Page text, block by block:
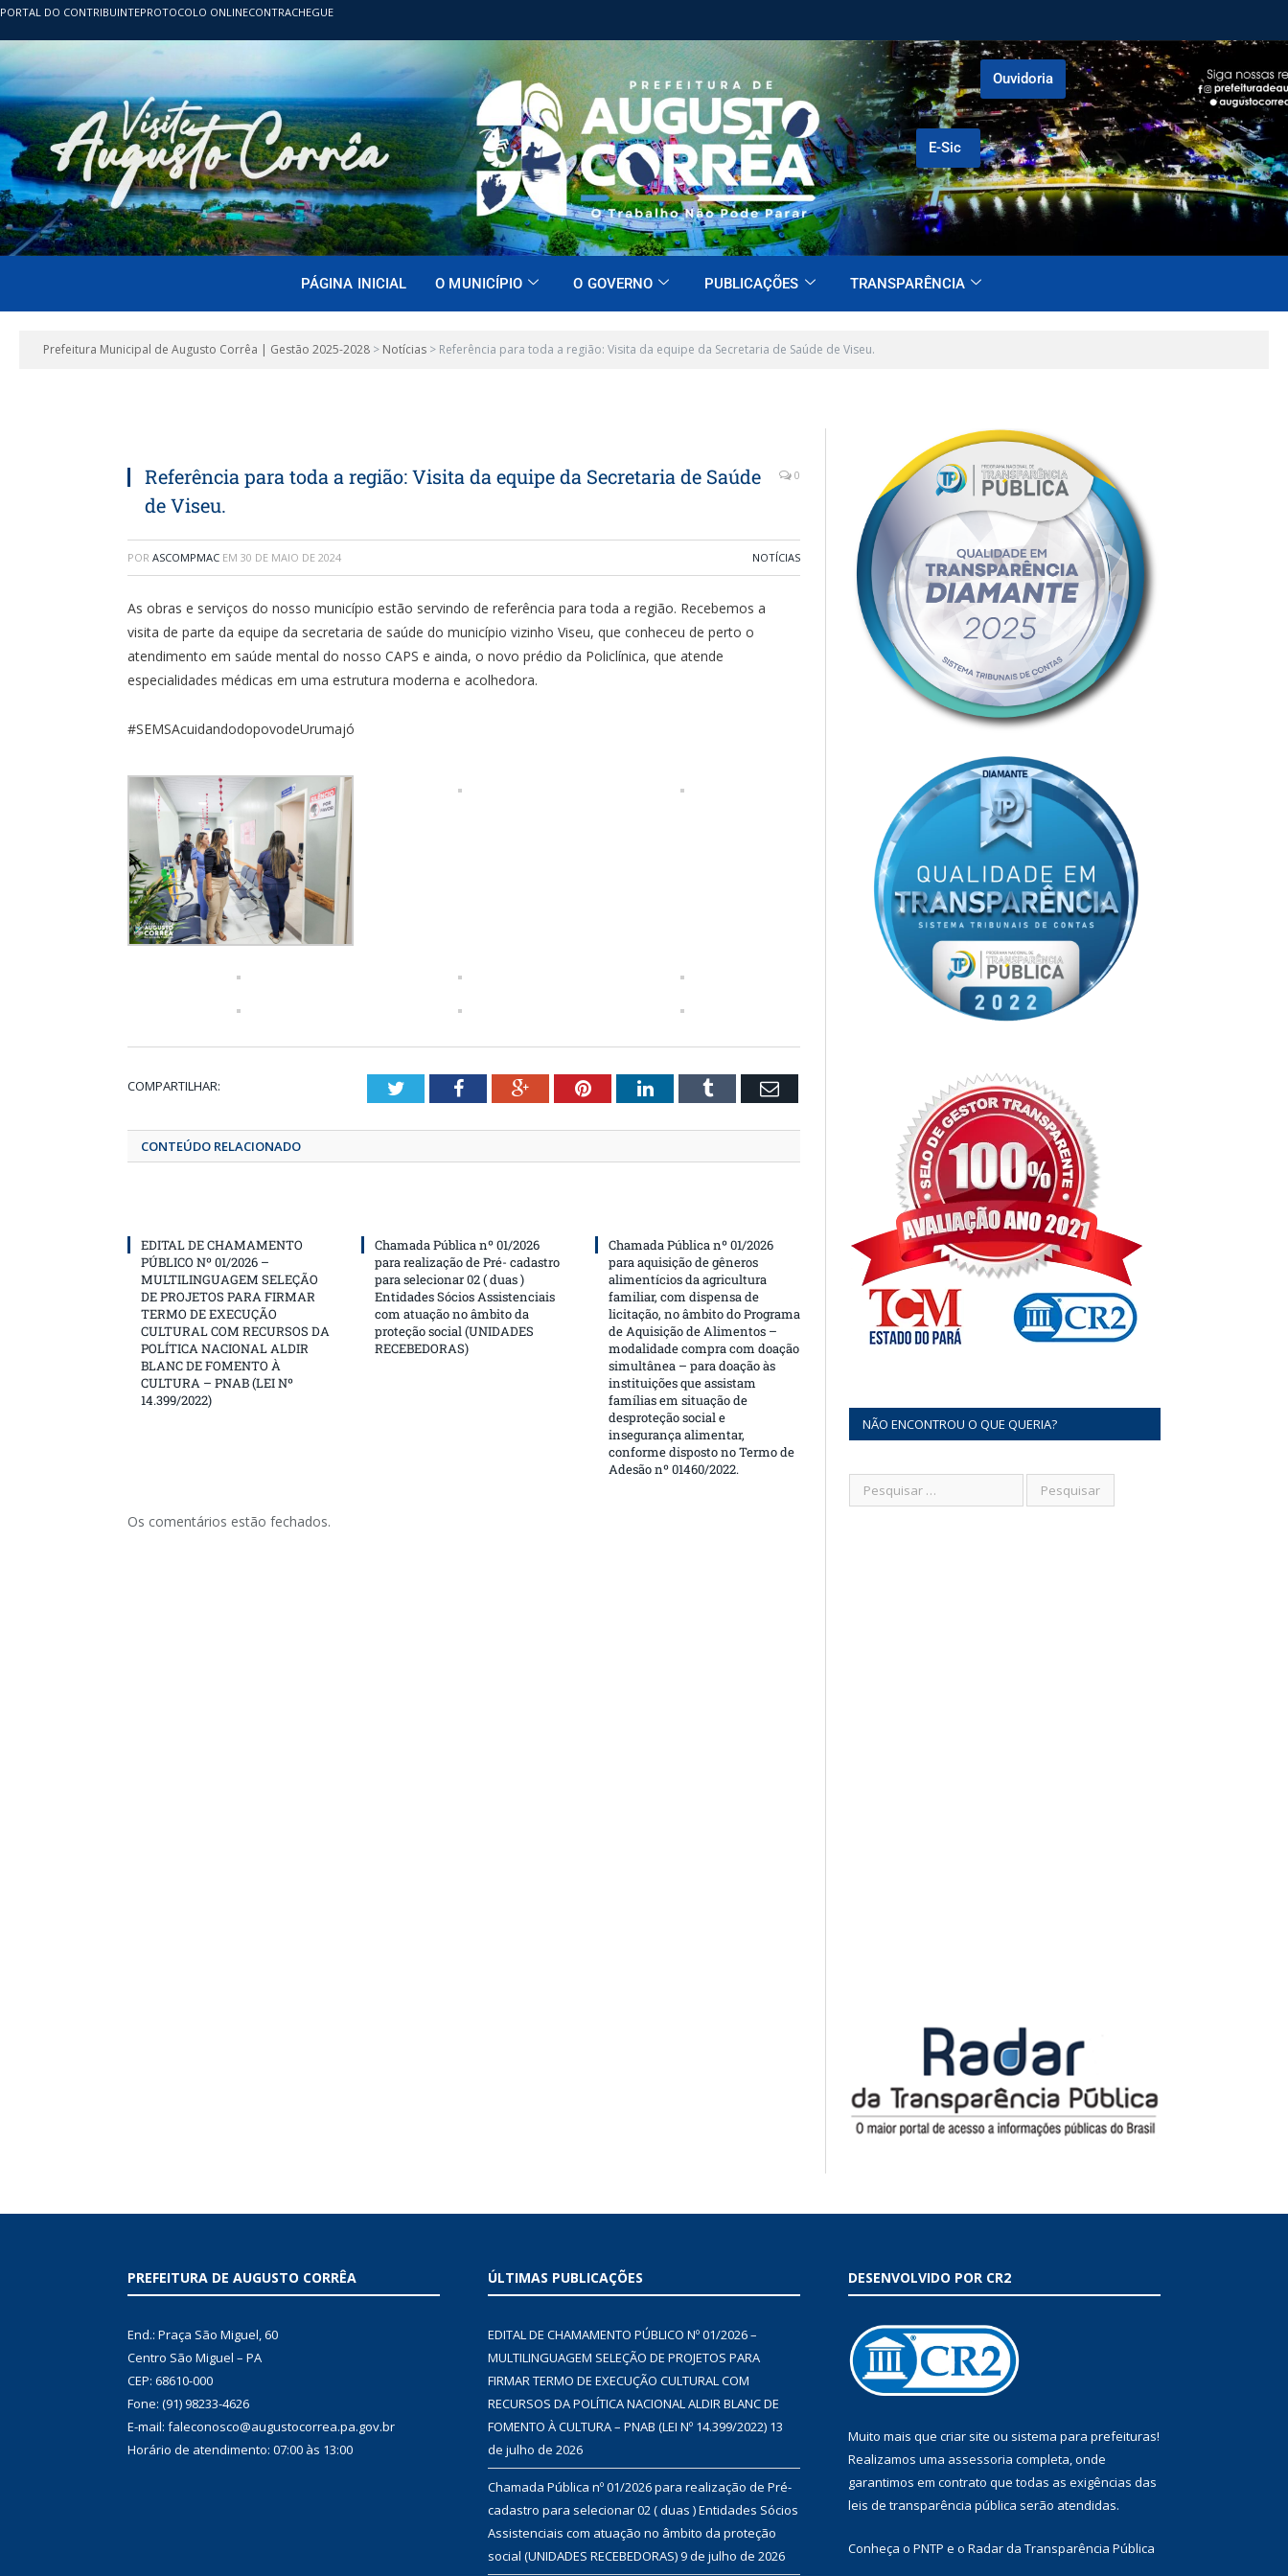
PORTAL DO CONTRIBUINTEPROTOCOLO ONLINECONTRACHEGUE
E-Sic
Ouvidoria
PÁGINA INICIAL O MUNICÍPIO O GOVERNO PUBLICAÇÕES TRANSPARÊNCIA
Prefeitura Municipal de Augusto Corrêa | Gestão 2025-2028 > Notícias > Referência para toda a região: Visita da equipe da Secretaria de Saúde de Viseu.
Referência para toda a região: Visita da equipe da Secretaria de Saúde
de Viseu.
0
POR ASCOMPMAC EM 30 DE MAIO DE 2024 NOTÍCIAS
As obras e serviços do nosso município estão servindo de referência para toda a região. Recebemos a
visita de parte da equipe da secretaria de saúde do município vizinho Viseu, que conheceu de perto o
atendimento em saúde mental do nosso CAPS e ainda, o novo prédio da Policlínica, que atende
especialidades médicas em uma estrutura moderna e acolhedora.
#SEMSAcuidandodopovodeUrumajó
COMPARTILHAR: TwitterFacebookGoogle+Pinterest
LinkedInTumblrEmail
CONTEÚDO RELACIONADO
EDITAL DE CHAMAMENTO
PÚBLICO Nº 01/2026 –
MULTILINGUAGEM SELEÇÃO
DE PROJETOS PARA FIRMAR
TERMO DE EXECUÇÃO
CULTURAL COM RECURSOS DA
POLÍTICA NACIONAL ALDIR
BLANC DE FOMENTO À
CULTURA – PNAB (LEI Nº
14.399/2022)
Chamada Pública nº 01/2026
para realização de Pré- cadastro
para selecionar 02 ( duas )
Entidades Sócios Assistenciais
com atuação no âmbito da
proteção social (UNIDADES
RECEBEDORAS)
Chamada Pública nº 01/2026
para aquisição de gêneros
alimentícios da agricultura
familiar, com dispensa de
licitação, no âmbito do Programa
de Aquisição de Alimentos –
modalidade compra com doação
simultânea – para doação às
instituições que assistam
famílias em situação de
desproteção social e
insegurança alimentar,
conforme disposto no Termo de
Adesão nº 01460/2022.
Os comentários estão fechados.
NÃO ENCONTROU O QUE QUERIA?
PREFEITURA DE AUGUSTO CORRÊA
End.: Praça São Miguel, 60
Centro São Miguel – PA
CEP: 68610-000
Fone: (91) 98233-4626
E-mail: faleconosco@augustocorrea.pa.gov.br
Horário de atendimento: 07:00 às 13:00
ÚLTIMAS PUBLICAÇÕES
EDITAL DE CHAMAMENTO PÚBLICO Nº 01/2026 –
MULTILINGUAGEM SELEÇÃO DE PROJETOS PARA
FIRMAR TERMO DE EXECUÇÃO CULTURAL COM
RECURSOS DA POLÍTICA NACIONAL ALDIR BLANC DE
FOMENTO À CULTURA – PNAB (LEI Nº 14.399/2022) 13
de julho de 2026
Chamada Pública nº 01/2026 para realização de Pré-
cadastro para selecionar 02 ( duas ) Entidades Sócios
Assistenciais com atuação no âmbito da proteção
social (UNIDADES RECEBEDORAS)9 de julho de 2026
DESENVOLVIDO POR CR2
Muito mais que criar site ou sistema para prefeituras!
Realizamos uma assessoria completa, onde
garantimos em contrato que todas as exigências das
leis de transparência pública serão atendidas.
Conheça o PNTP e o Radar da Transparência Pública